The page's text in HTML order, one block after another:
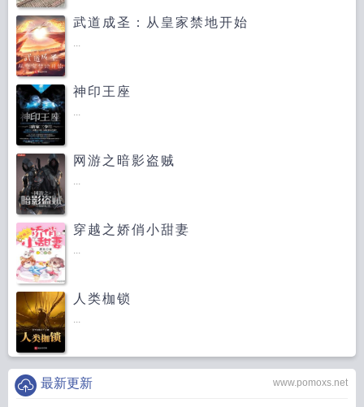
武道成圣：从皇家禁地开始
...
神印王座
...
网游之暗影盗贼
...
穿越之娇俏小甜妻
...
人类枷锁
...
www.pomoxs.net
最新更新